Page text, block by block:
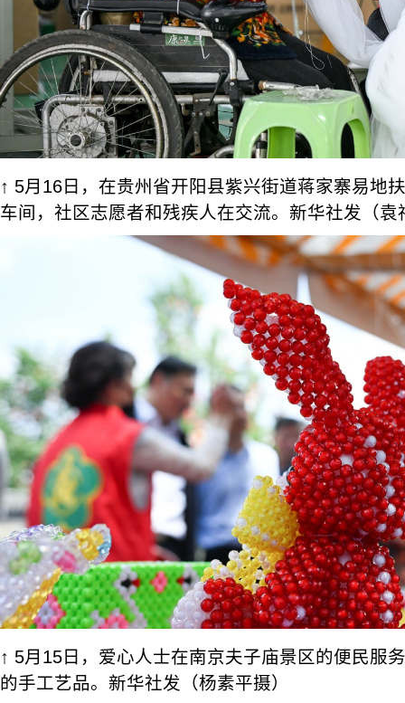
↑ 5月16日，在贵州省开阳县紫兴街道蒋家寨易地
车间，社区志愿者和残疾人在交流。新华社发（袁
↑ 5月15日，爱心人士在南京夫子庙景区的便民服
的手工艺品。新华社发（杨素平摄）